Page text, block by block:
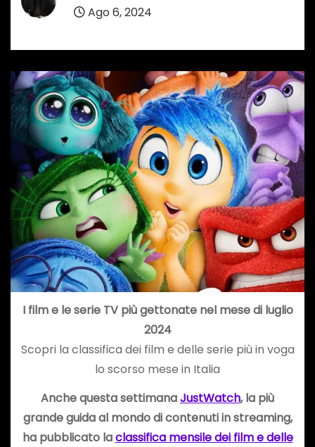
Ago 6, 2024
I film e le serie TV più gettonate nel mese di luglio
2024
Scopri la classifica dei film e delle serie più in voga
lo scorso mese in Italia
Anche questa settimanaJustWatch,la più
grande guida al mondo di contenuti in streaming,
ha pubblicato laclassifica mensile dei film e delle